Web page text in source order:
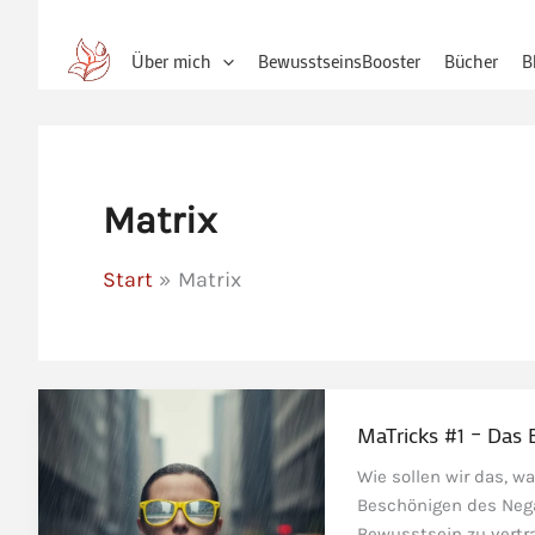
Über mich BewusstseinsBooster Bücher
Matrix
Start Matrix
MaTricks #1 – Das
Wie sollen wir das,
Beschönigen des